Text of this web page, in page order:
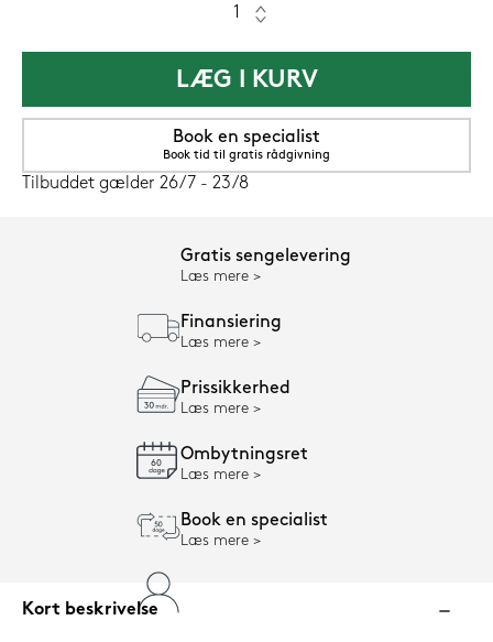
LÆG I KURV
Book en specialist
Book tid til gratis rådgivning
Tilbuddet gælder 26/7 - 23/8
Gratis sengelevering
Læs mere
Finansiering
Læs mere
Prissikkerhed
Læs mere
Ombytningsret
Læs mere
Book en specialist
Læs mere
Kort beskrivelse